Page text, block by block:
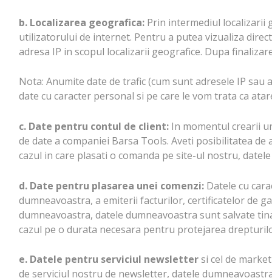
b. Localizarea geografica: Prin intermediul localizarii
utilizatorului de internet. Pentru a putea vizualiza
adresa IP in scopul localizarii geografice. Dupa
Nota: Anumite date de trafic (cum sunt adresele IP
date cu caracter personal si pe care le vom trata ca
c. Date pentru contul de client: In momentul crearii
de date a companiei Barsa Tools. Aveti posibilitatea
cazul in care plasati o comanda pe site-ul nostru,
d. Date pentru plasarea unei comenzi: Datele cu
dumneavoastra, a emiterii facturilor, certificatelor de
dumneavoastra, datele dumneavoastra sunt salvate
cazul pe o durata necesara pentru protejarea
e. Datele pentru serviciul newslettersi cel de
de serviciul nostru de newsletter, datele